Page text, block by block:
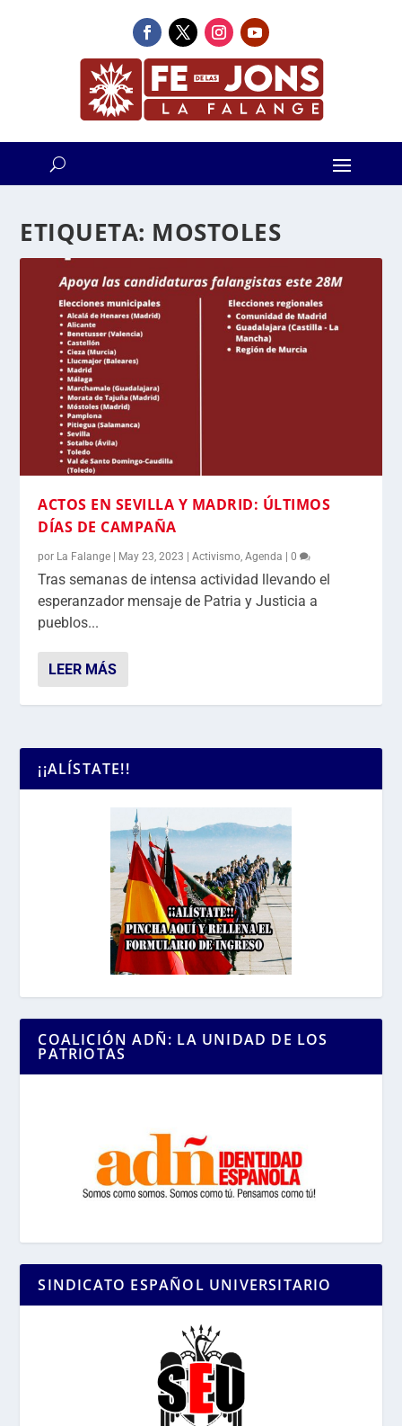
ETIQUETA: MOSTOLES
ACTOS EN SEVILLA Y MADRID: ÚLTIMOS
DÍAS DE CAMPAÑA
por La Falange | May 23, 2023 |Activismo ,Agenda |0
Tras semanas de intensa actividad llevando el
esperanzador mensaje de Patria y Justicia a
pueblos...
LEER MÁS
¡¡ALÍSTATE!!
COALICIÓN ADÑ: LA UNIDAD DE LOS
PATRIOTAS
SINDICATO ESPAÑOL UNIVERSITARIO